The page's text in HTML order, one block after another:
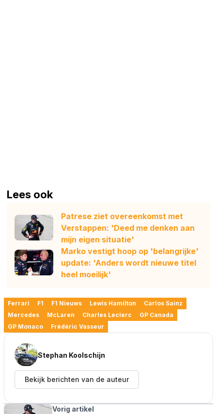
Lees ook
Patrese ziet overeenkomst met
Verstappen: 'Deed me denken aan
mijn eigen situatie'
Marko vestigt hoop op 'belangrijke'
update: 'Anders wordt nieuwe titel
heel moeilijk'
Ferrari F1 F1 Nieuws Lewis Hamilton
Carlos Sainz
Mercedes
McLaren Charles Leclerc
GP Canada
GP Monaco
Frédéric Vasseur
Stephan Koolschijn
Bekijk berichten van de auteur
Vorig artikel